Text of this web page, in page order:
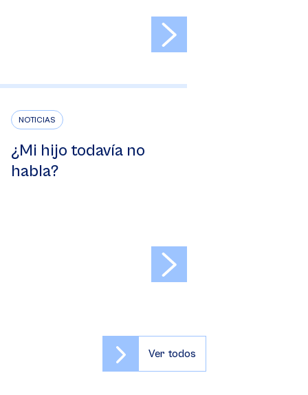
NOTICIAS
¿Mi hijo todavía no
habla?
Ver todos